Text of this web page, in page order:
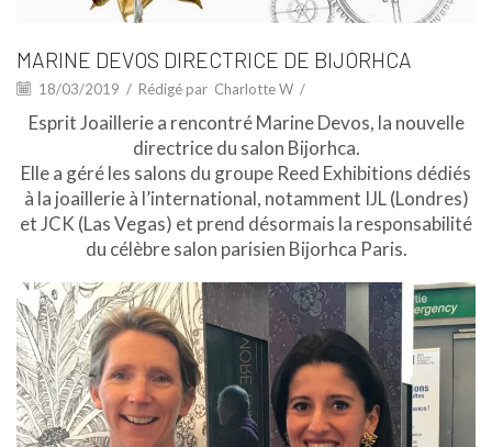
MARINE DEVOS DIRECTRICE DE BIJORHCA
18/03/2019 / Rédigé par Charlotte W /
Esprit Joaillerie a rencontré Marine Devos, la nouvelle
directrice du salon Bijorhca.
Elle a géré les salons du groupe Reed Exhibitions dédiés
à la joaillerie à l’international, notamment IJL (Londres)
et JCK (Las Vegas) et prend désormais la responsabilité
du célèbre salon parisien Bijorhca Paris.